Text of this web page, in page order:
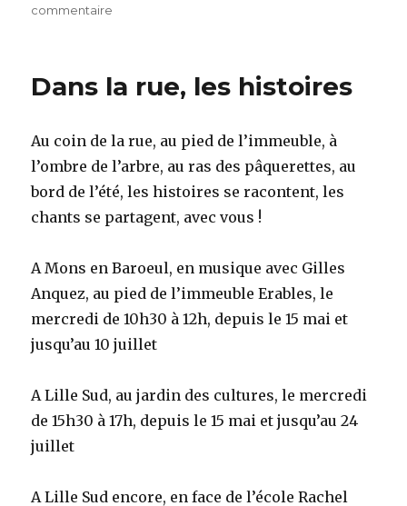
commentaire
et
Dans la rue, les histoires
Au coin de la rue, au pied de l’immeuble, à
l’ombre de l’arbre, au ras des pâquerettes, au
bord de l’été, les histoires se racontent, les
chants se partagent, avec vous !
A Mons en Baroeul, en musique avec Gilles
Anquez, au pied de l’immeuble Erables, le
mercredi de 10h30 à 12h, depuis le 15 mai et
jusqu’au 10 juillet
A Lille Sud, au jardin des cultures, le mercredi
de 15h30 à 17h, depuis le 15 mai et jusqu’au 24
juillet
A Lille Sud encore, en face de l’école Rachel